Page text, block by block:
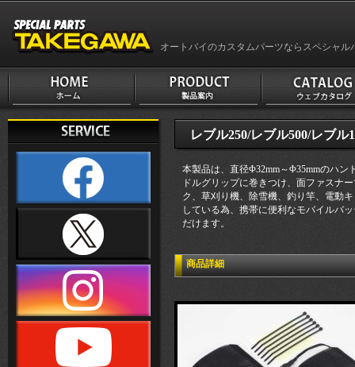
オートバイのカスタムパーツならスペシャル
レブル250/レブル500/レブル
本製品は、直径Φ32mm～Φ35mmのハ
ドルグリップに巻きつけ、面ファスナ
ク、草刈り機、除雪機、釣り竿、電動
している為、携帯に便利なモバイルバ
だけます。
商品詳細